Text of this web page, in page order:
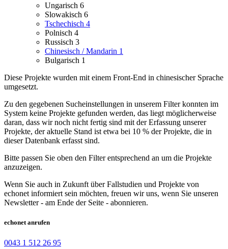
Ungarisch 6
Slowakisch 6
Tschechisch 4
Polnisch 4
Russisch 3
Chinesisch / Mandarin 1
Bulgarisch 1
Diese Projekte wurden mit einem Front-End in chinesischer Sprache
umgesetzt.
Zu den gegebenen Sucheinstellungen in unserem Filter konnten im
System keine Projekte gefunden werden, das liegt möglicherweise
daran, dass wir noch nicht fertig sind mit der Erfassung unserer
Projekte, der aktuelle Stand ist etwa bei 10 % der Projekte, die in
dieser Datenbank erfasst sind.
Bitte passen Sie oben den Filter entsprechend an um die Projekte
anzuzeigen.
Wenn Sie auch in Zukunft über Fallstudien und Projekte von
echonet informiert sein möchten, freuen wir uns, wenn Sie unseren
Newsletter - am Ende der Seite - abonnieren.
echonet anrufen
0043 1 512 26 95